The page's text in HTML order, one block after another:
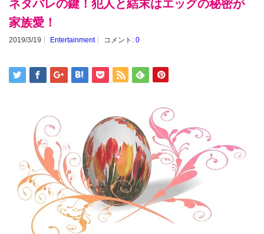
ネタバレの鍵！犯人と結末はエッグの秘密が
家族愛！
2019/3/19 Entertainment コメント: 0